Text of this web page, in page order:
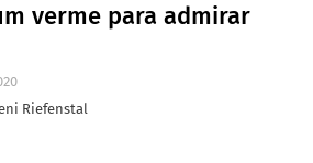
verme para admirar
Riefenstal